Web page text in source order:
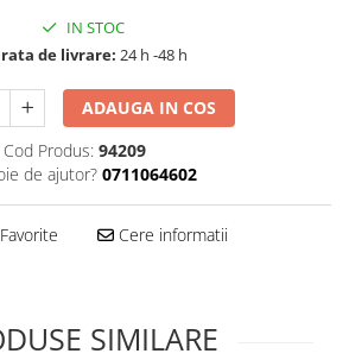
IN STOC
de livrare: 24 h -48 h
ADAUGA IN COS
Cod Produs: 94209
de ajutor? 0711064602
Cere informatii
SIMILARE